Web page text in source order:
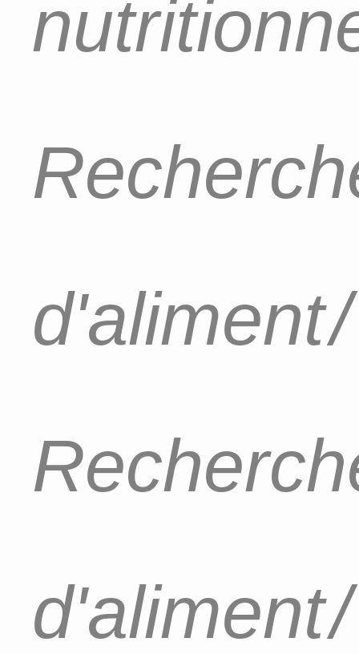
d'aliment
d'aliment